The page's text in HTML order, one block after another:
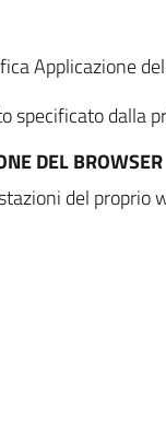
Applicazione
dalla
DEL BROWSER
del proprio